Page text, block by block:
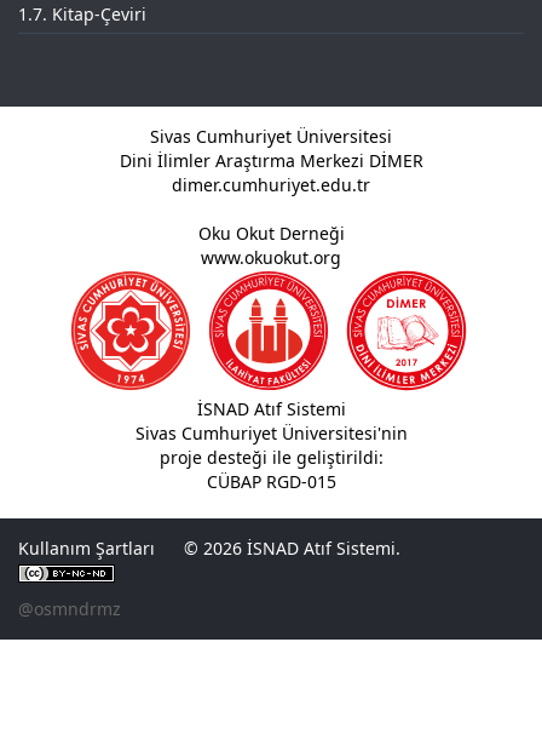
1.7. Kitap-Çeviri
Sivas Cumhuriyet Üniversitesi
Dini İlimler Araştırma Merkezi DİMER
dimer.cumhuriyet.edu.tr
Oku Okut Derneği
www.okuokut.org
İSNAD Atıf Sistemi
Sivas Cumhuriyet Üniversitesi'nin
proje desteği ile geliştirildi:
CÜBAP RGD-015
Kullanım Şartları © 2026 İSNAD Atıf Sistemi.
@osmndrmz